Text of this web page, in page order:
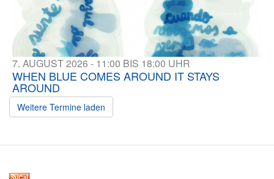
7. AUGUST 2026 - 11:00 BIS 18:00 UHR
WHEN BLUE COMES AROUND IT STAYS
AROUND
Weitere Termine laden